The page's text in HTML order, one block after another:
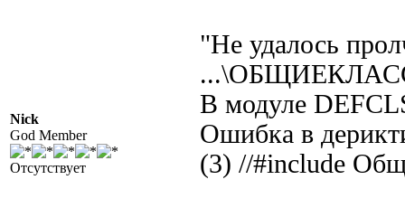
Nick
God Member
Отсутствует
"Не удалось
В модуле
Ошибка в
(3) //#include